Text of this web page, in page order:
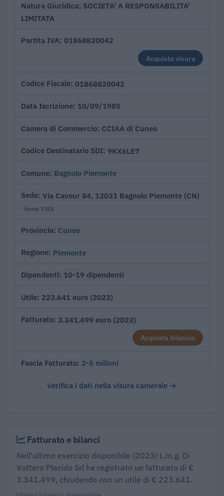
Natura Giuridica SOCIETA' A RESPONSABILITA'
LIMITATA
Partita IVA 01868820042
Acquista visura
Codice Fiscale 01868820042
Data Iscrizione 10/09/1985
Camera di Commercio CCIAA di Cuneo
Codice Destinatario SDI 9KX6LE7
Comune Bagnolo Piemonte
Sede Via Cavour 84, 12031 Bagnolo Piemonte (CN)
· fonte VIES
Provincia Cuneo
Regione Piemonte
Dipendenti 10-19 dipendenti
Utile 223.641 euro (2023)
Fatturato 3.341.499 euro (2023)
Acquista bilancio
Fascia Fatturato 2-5 milioni
Verifica i dati nella visura camerale →
Fatturato e bilanci
Nell'ultimo esercizio disponibile (2023) L.m.g. Di
Vottero Placido Srl ha registrato un fatturato di €
3.341.499, chiudendo con un utile di € 223.641.